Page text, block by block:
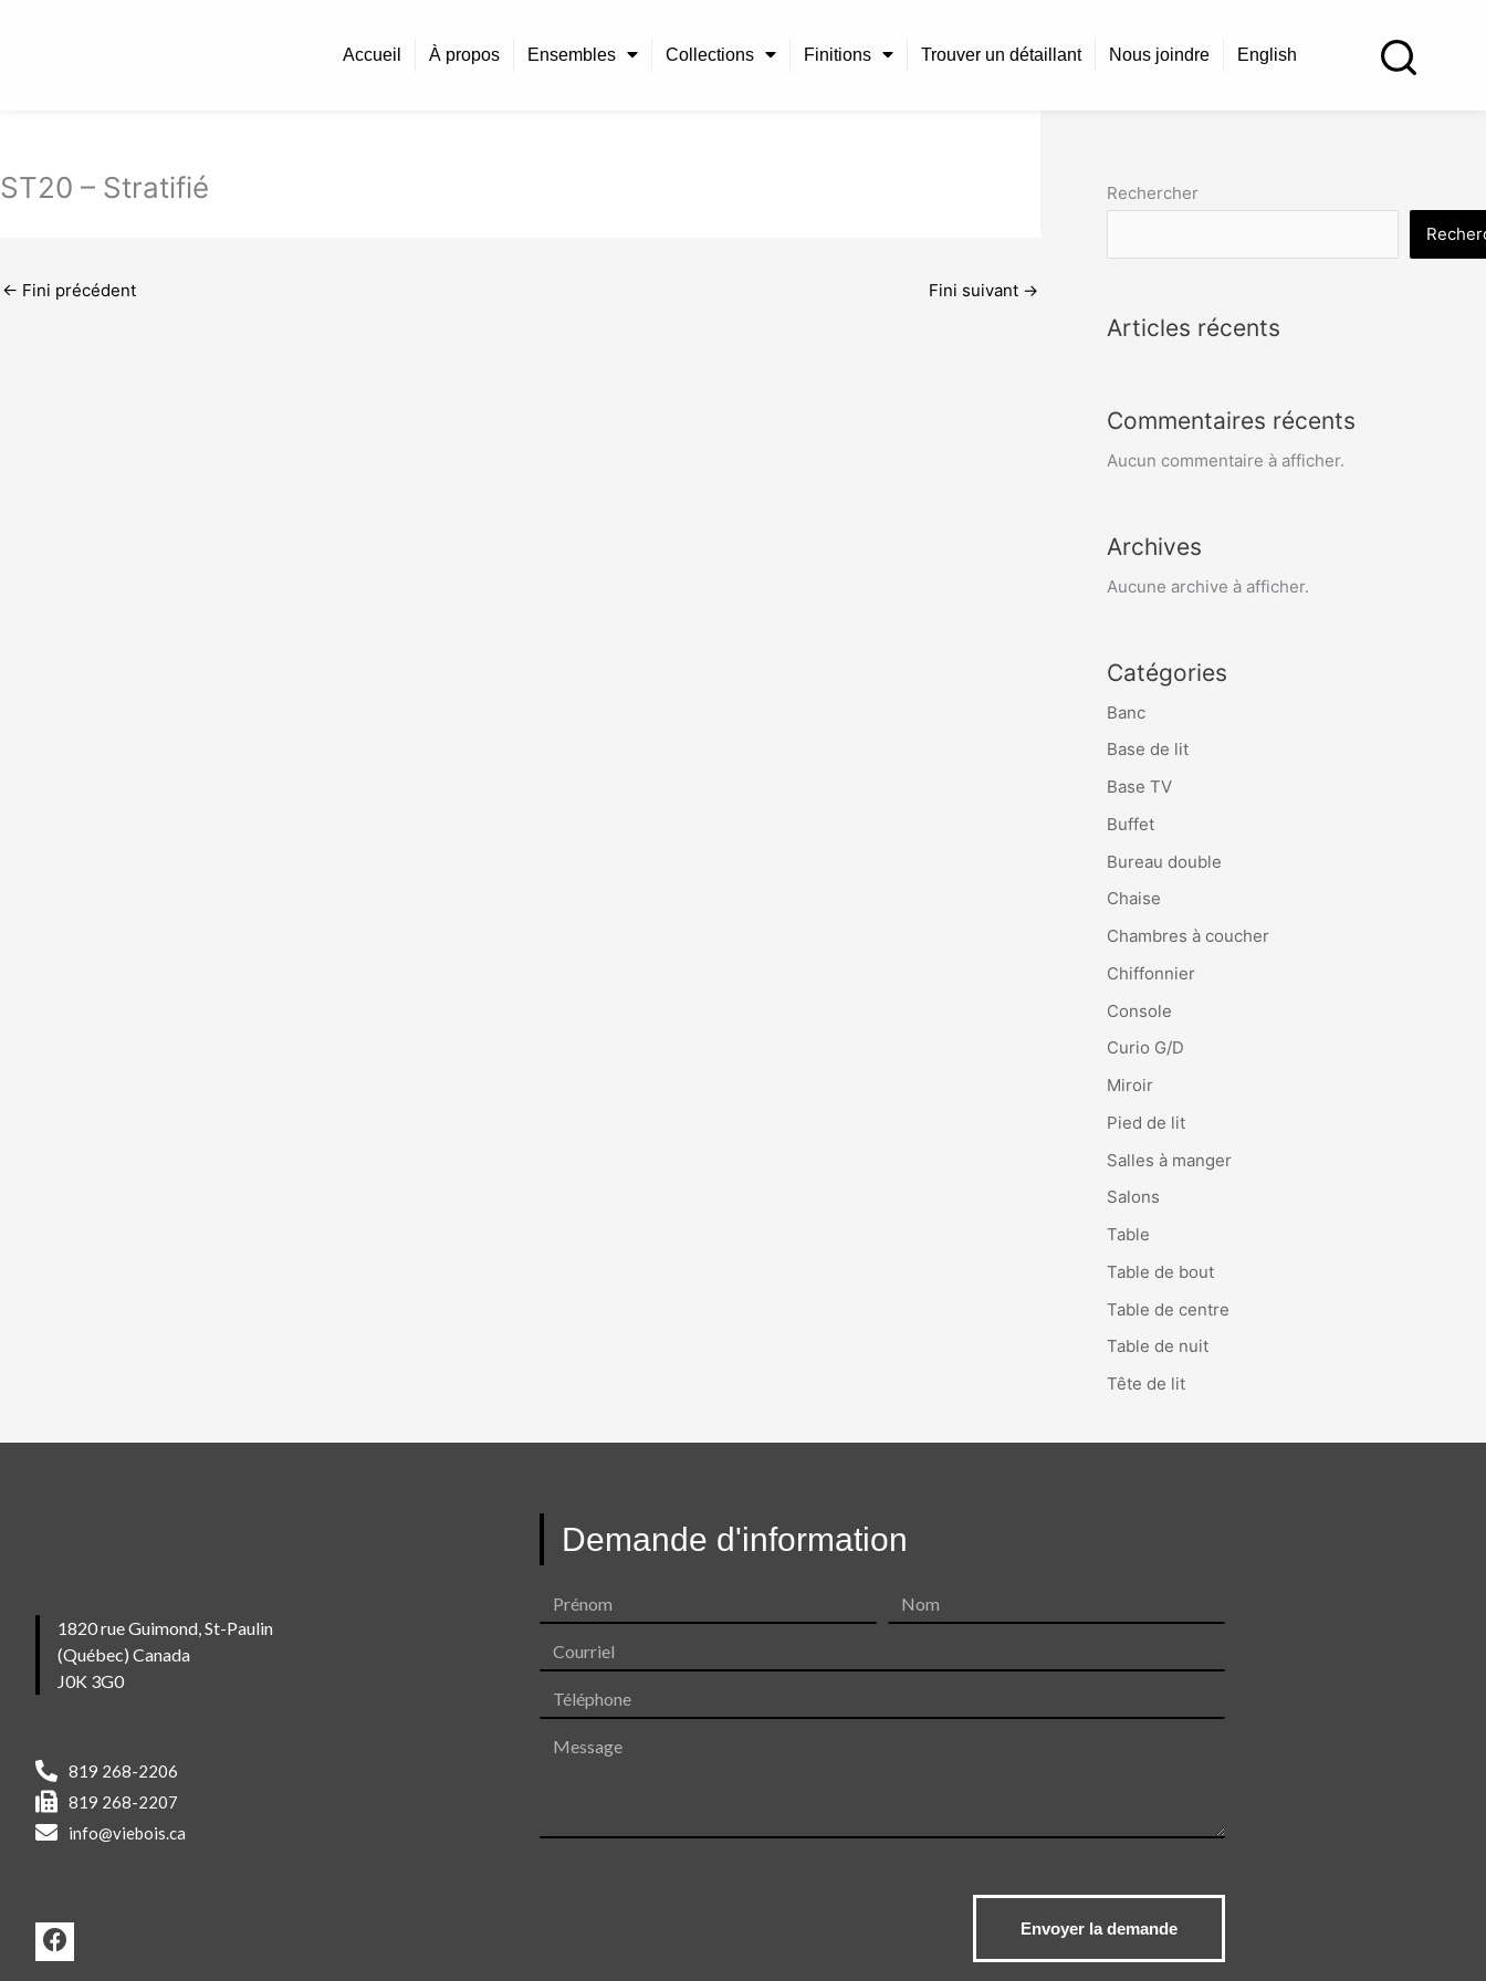
Accueil À propos Ensembles Collections Finitions Trouver un détaillant Nous joindre English
ST20 – Stratifié
← Fini précédent Fini suivant →
Rechercher
Articles récents
Commentaires récents
Aucun commentaire à afficher.
Archives
Aucune archive à afficher.
Catégories
Banc
Base de lit
Base TV
Buffet
Bureau double
Chaise
Chambres à coucher
Chiffonnier
Console
Curio G/D
Miroir
Pied de lit
Salles à manger
Salons
Table
Table de bout
Table de centre
Table de nuit
Tête de lit
1820 rue Guimond, St-Paulin
(Québec) Canada
J0K 3G0
819 268-2206
819 268-2207
info@viebois.ca
F
a
Demande d'information
Prénom Nom
Courriel
Téléphone
Message
Envoyer la demande